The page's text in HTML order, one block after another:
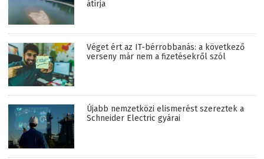
átírja
Véget ért az IT-bérrobbanás: a következő
verseny már nem a fizetésekről szól
Újabb nemzetközi elismerést szereztek a
Schneider Electric gyárai